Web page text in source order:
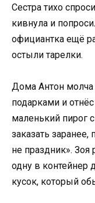
Сестра тихо
кивнула и
официантка ещё
остыли тарелки.
Дома Антон молча
подарками и
маленький пирог
заказать заранее,
не праздник». Зоя
одну в контейнер
кусок, который